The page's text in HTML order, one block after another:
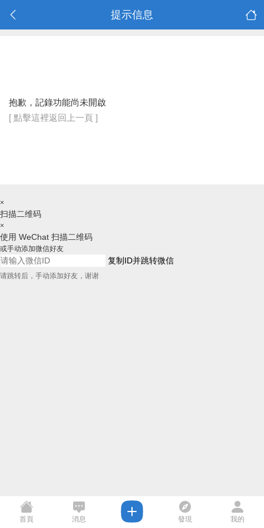
提示信息
抱歉，記錄功能尚未開啟
[ 點擊這裡返回上一頁 ]
×
扫描二维码
×
使用 WeChat 扫描二维码
或手动添加微信好友
复制ID并跳转微信
请跳转后，手动添加好友，谢谢
首頁 消息 發現 我的